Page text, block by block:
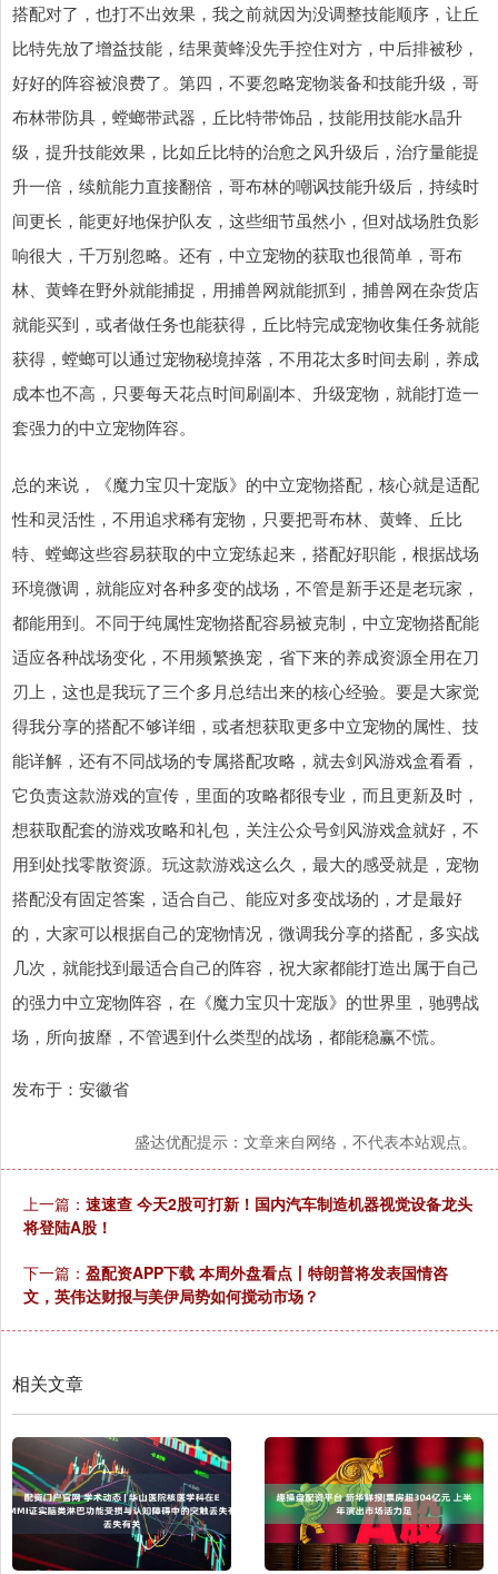
搭配对了，也打不出效果，我之前就因为没调整技能顺序，让丘
比特先放了增益技能，结果黄蜂没先手控住对方，中后排被秒，
好好的阵容被浪费了。第四，不要忽略宠物装备和技能升级，哥
布林带防具，螳螂带武器，丘比特带饰品，技能用技能水晶升
级，提升技能效果，比如丘比特的治愈之风升级后，治疗量能提
升一倍，续航能力直接翻倍，哥布林的嘲讽技能升级后，持续时
间更长，能更好地保护队友，这些细节虽然小，但对战场胜负影
响很大，千万别忽略。还有，中立宠物的获取也很简单，哥布
林、黄蜂在野外就能捕捉，用捕兽网就能抓到，捕兽网在杂货店
就能买到，或者做任务也能获得，丘比特完成宠物收集任务就能
获得，螳螂可以通过宠物秘境掉落，不用花太多时间去刷，养成
成本也不高，只要每天花点时间刷副本、升级宠物，就能打造一
套强力的中立宠物阵容。
总的来说，《魔力宝贝十宠版》的中立宠物搭配，核心就是适配
性和灵活性，不用追求稀有宠物，只要把哥布林、黄蜂、丘比
特、螳螂这些容易获取的中立宠练起来，搭配好职能，根据战场
环境微调，就能应对各种多变的战场，不管是新手还是老玩家，
都能用到。不同于纯属性宠物搭配容易被克制，中立宠物搭配能
适应各种战场变化，不用频繁换宠，省下来的养成资源全用在刀
刃上，这也是我玩了三个多月总结出来的核心经验。要是大家觉
得我分享的搭配不够详细，或者想获取更多中立宠物的属性、技
能详解，还有不同战场的专属搭配攻略，就去剑风游戏盒看看，
它负责这款游戏的宣传，里面的攻略都很专业，而且更新及时，
想获取配套的游戏攻略和礼包，关注公众号剑风游戏盒就好，不
用到处找零散资源。玩这款游戏这么久，最大的感受就是，宠物
搭配没有固定答案，适合自己、能应对多变战场的，才是最好
的，大家可以根据自己的宠物情况，微调我分享的搭配，多实战
几次，就能找到最适合自己的阵容，祝大家都能打造出属于自己
的强力中立宠物阵容，在《魔力宝贝十宠版》的世界里，驰骋战
场，所向披靡，不管遇到什么类型的战场，都能稳赢不慌。
发布于：安徽省
盛达优配提示：文章来自网络，不代表本站观点。
上一篇： 速速查 今天2股可打新！国内汽车制造机器视觉设备龙头
将登陆A股！
下一篇： 盈配资APP下载 本周外盘看点丨特朗普将发表国情咨
文，英伟达财报与美伊局势如何搅动市场？
相关文章